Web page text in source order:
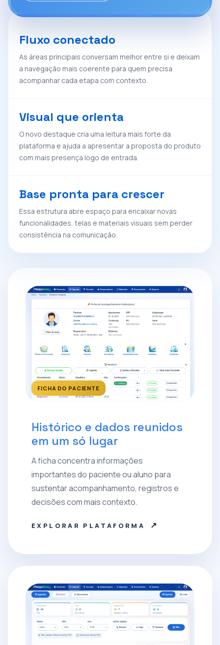
Fluxo conectado
As áreas principais conversam melhor entre si e deixam
a navegação mais coerente para quem precisa
acompanhar cada etapa com contexto.
Visual que orienta
O novo destaque cria uma leitura mais forte da
plataforma e ajuda a apresentar a proposta do produto
com mais presença logo de entrada.
Base pronta para crescer
Essa estrutura abre espaço para encaixar novas
funcionalidades, telas e materiais visuais sem perder
consistência na comunicação.
FICHA DO PACIENTE
Histórico e dados reunidos
em um só lugar
A ficha concentra informações
importantes do paciente ou aluno para
sustentar acompanhamento, registros e
decisões com mais contexto.
EXPLORAR PLATAFORMA ↗